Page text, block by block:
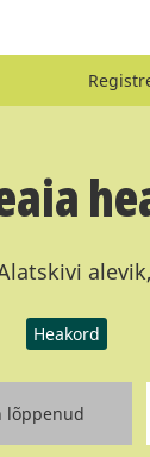
Heakord
lõppenud